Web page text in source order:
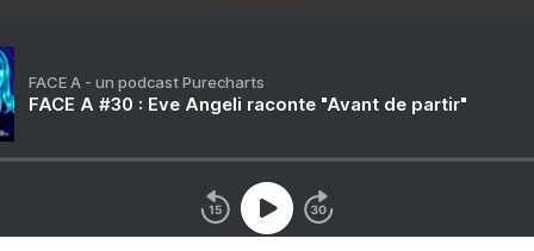
FACE A - un podcast Purecharts
FACE A #30 : Eve Angeli raconte "Avant de partir"